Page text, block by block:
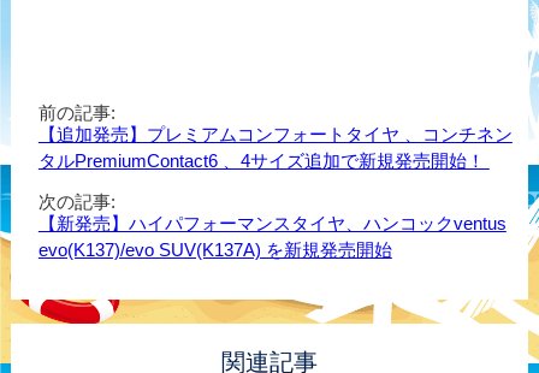
前の記事:
【追加発売】プレミアムコンフォートタイヤ 、コンチネン
タルPremiumContact6 、4サイズ追加で新規発売開始！
次の記事:
【新発売】ハイパフォーマンスタイヤ、ハンコックventus
evo(K137)/evo SUV(K137A) を新規発売開始
関連記事